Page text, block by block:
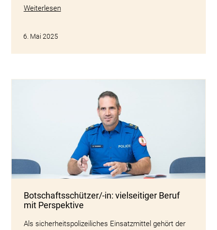
Weiterlesen
6. Mai 2025
Botschaftsschützer/-in: vielseitiger Beruf
mit Perspektive
Als sicherheitspolizeiliches Einsatzmittel gehört der